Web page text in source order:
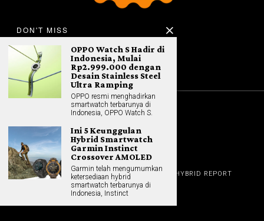
HOME
GADGET
REVIEW
GAME NEWS AI (NEW TECH)
HYBRID REPORT
HYBRID LIFESTYLE
HOME APPLIANCES
ABOUT
CONTACT
DON'T MISS
OPPO Watch S Hadir di
Indonesia, Mulai
Rp2.999.000 dengan
Desain Stainless Steel
Ultra Ramping
OPPO resmi menghadirkan
smartwatch terbarunya di
Indonesia, OPPO Watch S.
Ini 5 Keunggulan
Hybrid Smartwatch
Garmin Instinct
Crossover AMOLED
Garmin telah mengumumkan
ketersediaan hybrid
smartwatch terbarunya di
Indonesia, Instinct